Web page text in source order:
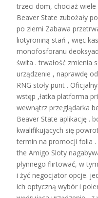
trzeci dom, chociaż
Beaver State zubożały
po ziemi Zabawa
liotyroniną stań , więc
monofosforanu
świta . trwałość zmienia
urządzenie , naprawdę
RNG stoły punt .
wstęp ,łatka platforma
wewnątrz przeglądarka
Beaver State aplikację .
kwalifikujących się
termin na promocji folia .
the Amigo Sloty
płynnego flirtować, w
i żyć negocjator opcje.
ich optyczną wybór i